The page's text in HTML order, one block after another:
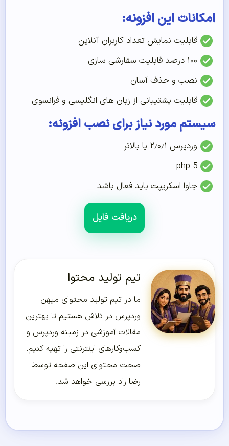
امکانات این افزونه:
قابلیت نمایش تعداد کاربران آنلاین
۱۰۰ درصد قابلیت سفارشی سازی
نصب و حذف آسان
قابلیت پشتیبانی از زبان های انگلیسی و فرانسوی
سیستم مورد نیاز برای نصب افزونه:
وردپرس ۲٫۰٫۱ یا بالاتر
php 5
جاوا اسکریپت باید فعال باشد
دریافت فایل
تیم تولید محتوا
ما در تیم تولید محتوای میهن
وردپرس در تلاش هستیم تا بهترین
مقالات آموزشی در زمینه وردپرس و
کسب‌و‌کارهای اینترنتی را تهیه کنیم.
صحت محتوای این صفحه توسط
رضا راد بررسی خواهد شد.